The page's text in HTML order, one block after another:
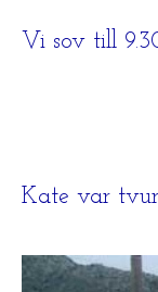
Vi sov till
Kate var